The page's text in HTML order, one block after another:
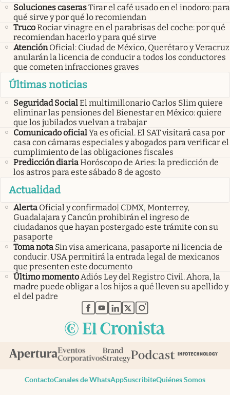
Soluciones caserasTirar el café usado en el inodoro: para
qué sirve y por qué lo recomiendan
TrucoRociar vinagre en el parabrisas del coche: por qué
recomiendan hacerlo y para qué sirve
Atención Oficial: Ciudad de México, Querétaro y Veracruz
anularán la licencia de conducir a todos los conductores
que cometen infracciones graves
Últimas noticias
Seguridad SocialEl multimillonario Carlos Slim quiere
eliminar las pensiones del Bienestar en México: quiere
que los jubilados vuelvan a trabajar
Comunicado oficialYa es oficial. El SAT visitará casa por
casa con cámaras especiales y abogados para verificar el
cumplimiento de las obligaciones fiscales
Predicción diariaHoróscopo de Aries: la predicción de
los astros para este sábado 8 de agosto
Actualidad
Alerta Oficial y confirmado| CDMX, Monterrey,
Guadalajara y Cancún prohibirán el ingreso de
ciudadanos que hayan postergado este trámite con su
pasaporte
Toma nota Sin visa americana, pasaporte ni licencia de
conducir. USA permitirá la entrada legal de mexicanos
que presenten este documento
Último momentoAdiós Ley del Registro Civil. Ahora, la
madre puede obligar a los hijos a qué lleven su apellido y
el del padre
abre en nueva pestaña
abre en nueva pestaña
abre en nueva pestaña
abre en nueva pestaña
abre en nueva pestaña
ContactoCanales de WhatsAppSuscribiteQuiénes Somos